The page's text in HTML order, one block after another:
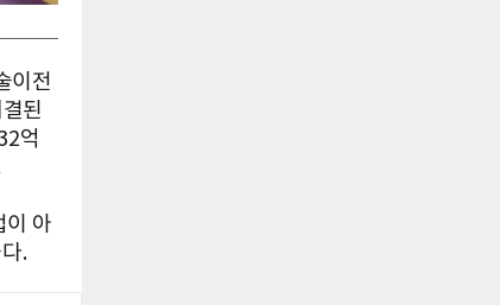
이전
된
억
이 아
.